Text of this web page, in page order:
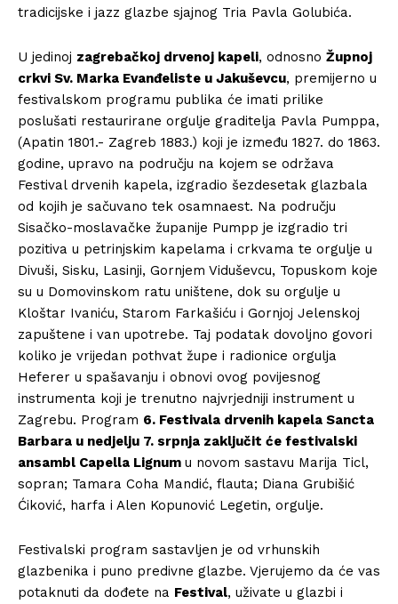
tradicijske i jazz glazbe sjajnog Tria Pavla Golubića.
U jedinoj zagrebačkoj drvenoj kapeli, odnosno Župnoj
crkvi Sv. Marka Evanđeliste u Jakuševcu, premijerno u
festivalskom programu publika će imati prilike
poslušati restaurirane orgulje graditelja Pavla Pumppa,
(Apatin 1801.- Zagreb 1883.) koji je između 1827. do 1863.
godine, upravo na području na kojem se održava
Festival drvenih kapela, izgradio šezdesetak glazbala
od kojih je sačuvano tek osamnaest. Na području
Sisačko-moslavačke županije Pumpp je izgradio tri
pozitiva u petrinjskim kapelama i crkvama te orgulje u
Divuši, Sisku, Lasinji, Gornjem Viduševcu, Topuskom koje
su u Domovinskom ratu uništene, dok su orgulje u
Kloštar Ivaniću, Starom Farkašiću i Gornjoj Jelenskoj
zapuštene i van upotrebe. Taj podatak dovoljno govori
koliko je vrijedan pothvat župe i radionice orgulja
Heferer u spašavanju i obnovi ovog povijesnog
instrumenta koji je trenutno najvrjedniji instrument u
Zagrebu. Program 6. Festivala drvenih kapela Sancta
Barbara u nedjelju 7. srpnja zaključit će festivalski
ansambl Capella Lignum u novom sastavu Marija Ticl,
sopran; Tamara Coha Mandić, flauta; Diana Grubišić
Ćiković, harfa i Alen Kopunović Legetin, orgulje.
Festivalski program sastavljen je od vrhunskih
glazbenika i puno predivne glazbe. Vjerujemo da će vas
potaknuti da dođete na Festival, uživate u glazbi i